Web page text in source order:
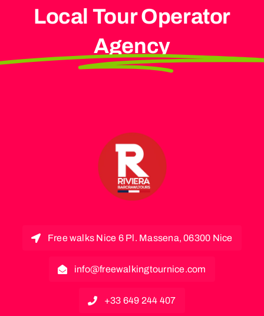
Local Tour Operator
Agency
Free walks Nice 6 Pl. Massena, 06300 Nice
info@freewalkingtournice.com
+33 649 244 407